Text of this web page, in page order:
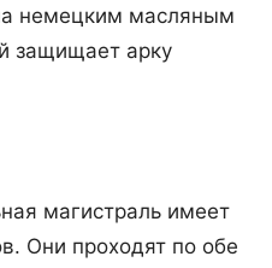
немецким масляным
защищает арку
магистраль имеет
Они проходят по обе